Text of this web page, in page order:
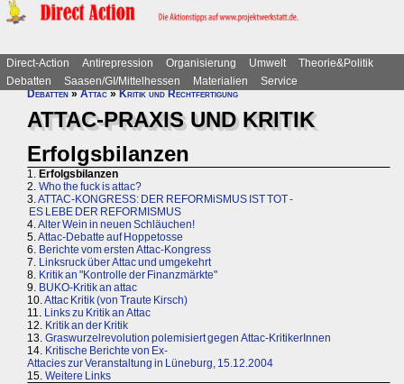
Direct-Action Antirepression Organisierung Umwelt
Theorie&Politik
Debatten
Saasen/GI/Mittelhessen Materialien
Service
Debatten»Attac»Kritik und Rechtfertigung
ATTAC-PRAXIS UND KRITIK
Erfolgsbilanzen
1. Erfolgsbilanzen
2. Who the fuck is attac?
3.ATTAC-KONGRESS: DER REFORMiSMUS IST TOT -
ES LEBE DER REFORMISMUS
4.Alter Wein in neuen Schläuchen!
5.Attac-Debatte auf Hoppetosse
6. Berichte vom ersten Attac-Kongress
7. Linksruck über Attac und umgekehrt
8. Kritik an "Kontrolle der Finanzmärkte"
9. BUKO-Kritik an attac
10.Attac Kritik (von Traute Kirsch)
11. Links zu Kritik an Attac
12. Kritik an der Kritik
13. Graswurzelrevolution polemisiert gegen Attac-KritikerInnen
14. Kritische Berichte von Ex-
Attacies zur Veranstaltung in Lüneburg, 15.12.2004
15. Weitere Links